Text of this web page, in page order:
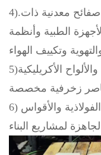
صفائح معدنية ذات
الطبية وأنظمة
الأكريليكية
والأقواس